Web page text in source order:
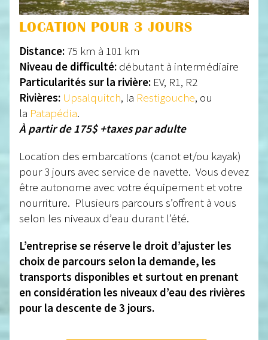
LOCATION POUR 3 JOURS
Distance: 75 km à 101 km
Niveau de difficulté: débutant à intermédiaire
Particularités sur la rivière: EV, R1, R2
Rivières: Upsalquitch, la Restigouche, ou
la Patapédia.
À partir de 175$ +taxes par adulte
Location des embarcations (canot et/ou kayak)
pour 3 jours avec service de navette. Vous devez
être autonome avec votre équipement et votre
nourriture. Plusieurs parcours s’offrent à vous
selon les niveaux d’eau durant l’été.
L’entreprise se réserve le droit d’ajuster les
choix de parcours selon la demande, les
transports disponibles et surtout en prenant
en considération les niveaux d’eau des rivières
pour la descente de 3 jours.